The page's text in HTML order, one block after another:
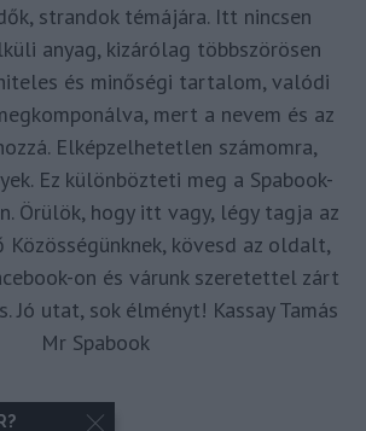
strandok témájára. Itt nincsen
anyag, kizárólag többszörösen
és minőségi tartalom, valódi
mert a nevem és az
Elképzelhetetlen számomra,
Ez különbözteti meg a Spabook-
Örülök, hogy itt vagy, légy tagja az
kövesd az oldalt,
on és várunk szeretettel zárt
Jó utat, sok élményt! Kassay Tamás
Mr Spabook